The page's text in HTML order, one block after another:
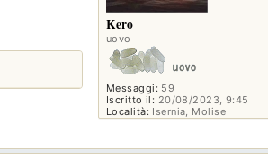
Kero
uovo
Messaggi: 59
Iscritto il: 20/08/2023, 9:45
Località: Isernia, Molise